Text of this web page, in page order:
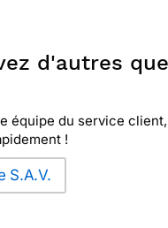
d'autres
équipe du service
!
S.A.V.